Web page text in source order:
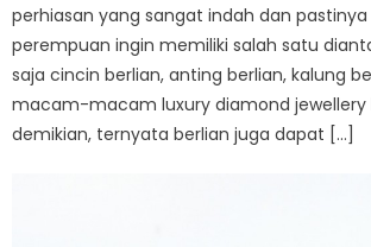
perhiasan yang sangat indah dan
perempuan ingin memiliki salah satu
saja cincin berlian, anting berlian, kalung
macam-macam luxury diamond jewellery
demikian, ternyata berlian juga dapat […]